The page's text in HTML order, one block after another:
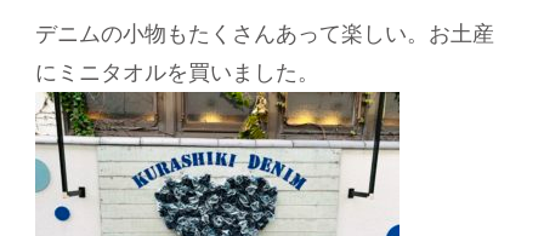
デニムの小物もたくさんあって楽しい。お土産
にミニタオルを買いました。